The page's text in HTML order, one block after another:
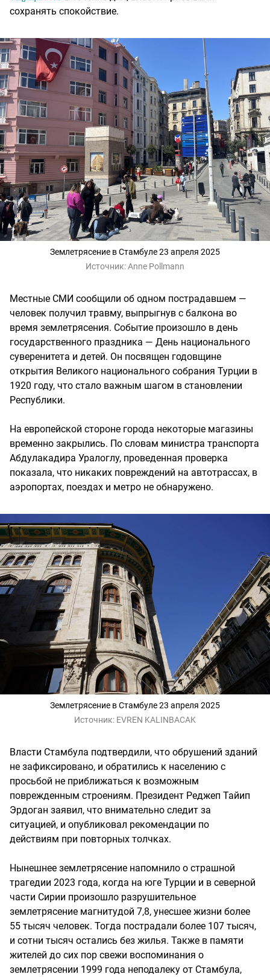
сохранять спокойствие.
Землетрясение в Стамбуле 23 апреля 2025
Источник:Anne Pollmann
Местные СМИ сообщили об одном пострадавшем —
человек получил травму, выпрыгнув с балкона во
время землетрясения. Событие произошло в день
государственного праздника — День национального
суверенитета и детей. Он посвящен годовщине
открытия Великого национального собрания Турции в
1920 году, что стало важным шагом в становлении
Республики.
На европейской стороне города некоторые магазины
временно закрылись. По словам министра транспорта
Абдулакадира Уралоглу, проведенная проверка
показала, что никаких повреждений на автотрассах, в
аэропортах, поездах и метро не обнаружено.
Землетрясение в Стамбуле 23 апреля 2025
Источник: EVREN KALINBACAK
Власти Стамбула подтвердили, что обрушений зданий
не зафиксировано, и обратились к населению с
просьбой не приближаться к возможным
поврежденным строениям. Президент Реджеп Тайип
Эрдоган заявил, что внимательно следит за
ситуацией, и опубликовал рекомендации по
действиям при повторных толчках.
Нынешнее землетрясение напомнило о страшной
трагедии 2023 года, когда на юге Турции и в северной
части Сирии произошло разрушительное
землетрясение магнитудой 7,8, унесшее жизни более
55 тысяч человек. Тогда пострадали более 107 тысяч,
и сотни тысяч остались без жилья. Также в памяти
жителей до сих пор свежи воспоминания о
землетрясении 1999 года неподалеку от Стамбула,